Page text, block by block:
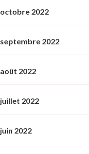
octobre 2022
septembre 2022
août 2022
juillet 2022
juin 2022